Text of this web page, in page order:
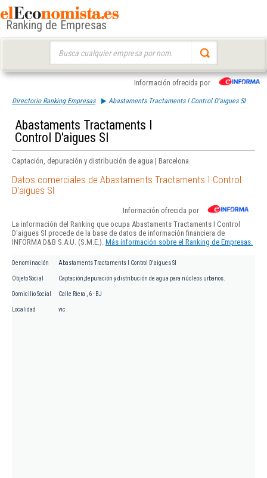
Ranking de Empresas
Información ofrecida por
Directorio Ranking Empresas Abastaments Tractaments I Control D'aigues Sl
Abastaments Tractaments I
Control D'aigues Sl
Captación, depuración y distribución de agua | Barcelona
Datos comerciales de Abastaments Tractaments I Control
D'aigues Sl
Información ofrecida por
La información del Ranking que ocupa Abastaments Tractaments I Control
D'aigues Sl procede de la base de datos de información financiera de
INFORMA D&B S.A.U. (S.M.E.). Más información sobre el Ranking de Empresas.
Denominación Abastaments Tractaments I Control D'aigues Sl
Objeto Social Captación,depuración y distribución de agua para núcleos urbanos.
Domicilio Social Calle Riera , 6 - BJ
Localidad vic